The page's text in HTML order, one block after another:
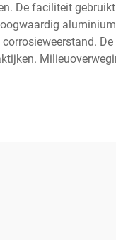
De faciliteit